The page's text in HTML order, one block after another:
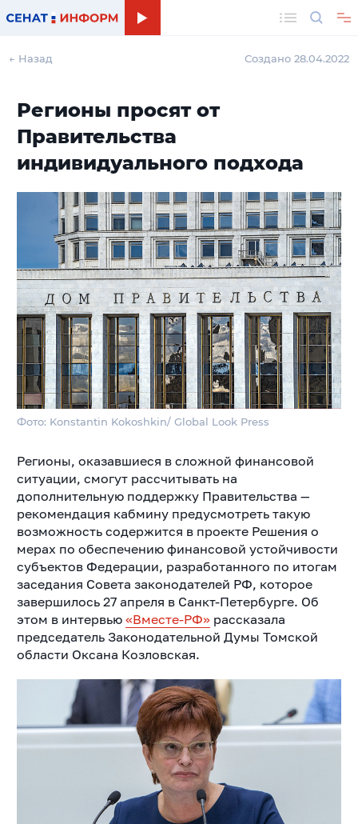
← Назад Создано 28.04.2022
Регионы просят от
Правительства
индивидуального подхода
Фото: Konstantin Kokoshkin/ Global Look Press
Регионы, оказавшиеся в сложной финансовой
ситуации, смогут рассчитывать на
дополнительную поддержку Правительства —
рекомендация кабмину предусмотреть такую
возможность содержится в проекте Решения о
мерах по обеспечению финансовой устойчивости
субъектов Федерации, разработанного по итогам
заседания Совета законодателей РФ, которое
завершилось 27 апреля в Санкт-Петербурге. Об
этом в интервью «Вместе-РФ»рассказала
председатель Законодательной Думы Томской
области Оксана Козловская.